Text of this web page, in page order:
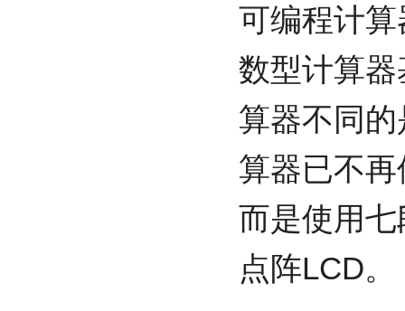
可编程计
数型计算
算器不同
算器已不
而是使用
点阵LCD。